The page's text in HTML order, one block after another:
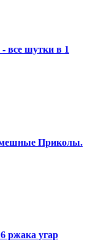
все шутки в 1
Приколы.
угар